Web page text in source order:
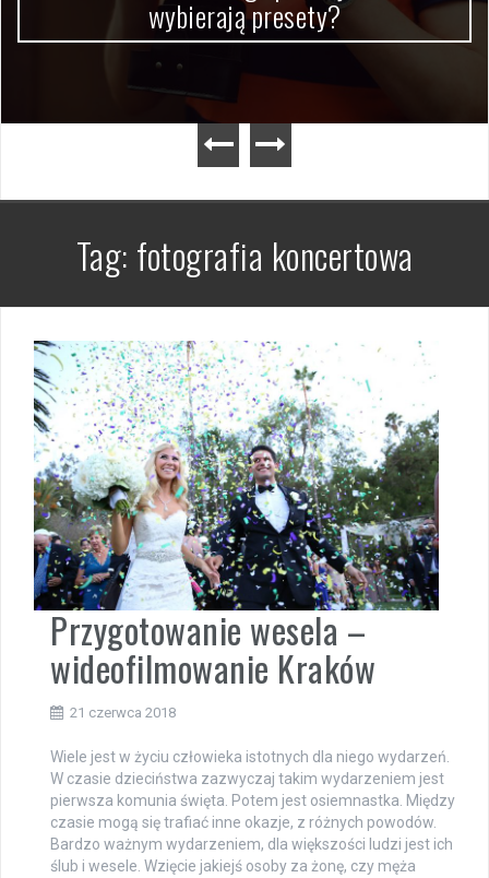
Tag: fotografia koncertowa
Przygotowanie wesela –
wideofilmowanie Kraków
21 czerwca 2018
Wiele jest w życiu człowieka istotnych dla niego wydarzeń.
W czasie dzieciństwa zazwyczaj takim wydarzeniem jest
pierwsza komunia święta. Potem jest osiemnastka. Między
czasie mogą się trafiać inne okazje, z różnych powodów.
Bardzo ważnym wydarzeniem, dla większości ludzi jest ich
ślub i wesele. Wzięcie jakiejś osoby za żonę, czy męża